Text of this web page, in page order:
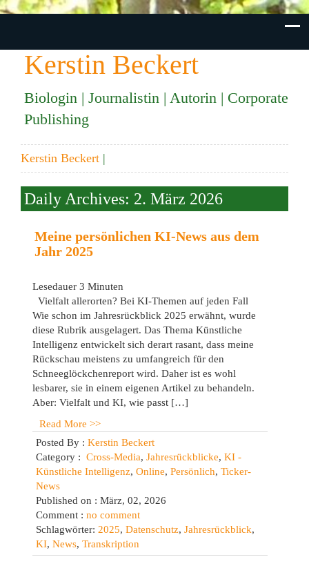
Kerstin Beckert
Biologin | Journalistin | Autorin | Corporate
Publishing
Kerstin Beckert |
Daily Archives: 2. März 2026
Meine persönlichen KI-News aus dem
Jahr 2025
Lesedauer 3 Minuten
Vielfalt allerorten? Bei KI-Themen auf jeden Fall
Wie schon im Jahresrückblick 2025 erwähnt, wurde
diese Rubrik ausgelagert. Das Thema Künstliche
Intelligenz entwickelt sich derart rasant, dass meine
Rückschau meistens zu umfangreich für den
Schneeglöckchenreport wird. Daher ist es wohl
lesbarer, sie in einem eigenen Artikel zu behandeln.
Aber: Vielfalt und KI, wie passt […]
Read More >>
Posted By : Kerstin Beckert
Category : Cross-Media, Jahresrückblicke, KI -
Künstliche Intelligenz, Online, Persönlich, Ticker-
News
Published on : März, 02, 2026
Comment : no comment
Schlagwörter: 2025, Datenschutz, Jahresrückblick,
KI, News, Transkription